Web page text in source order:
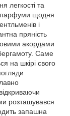
легкості та
парфуми щодня
і
пряність
акордами
Саме
на шкірі свого
розташувався
запашна